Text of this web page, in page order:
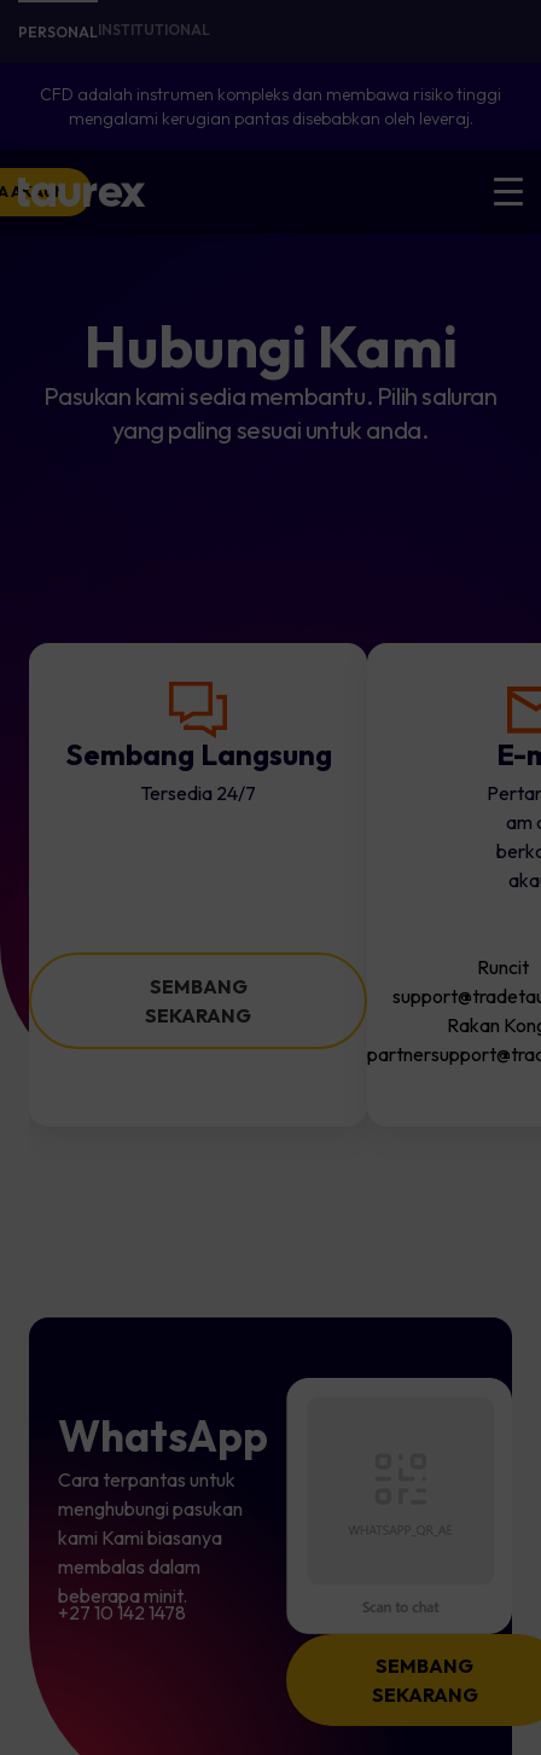
PERSONALINSTITUTIONAL
CFD adalah instrumen kompleks dan membawa risiko tinggi
mengalami kerugian pantas disebabkan oleh leveraj.
AKAUN
Hubungi Kami
Pasukan kami sedia membantu. Pilih saluran
yang paling sesuai untuk anda.
Sembang Langsung
Tersedia 24/7
SEMBANG
SEKARANG
E-
am
Runcit
Rakan
WhatsApp
Cara terpantas untuk
menghubungi pasukan
kami Kami biasanya
membalas dalam
beberapa minit.
+27 10 142 1478
SEMBANG
SEKARANG